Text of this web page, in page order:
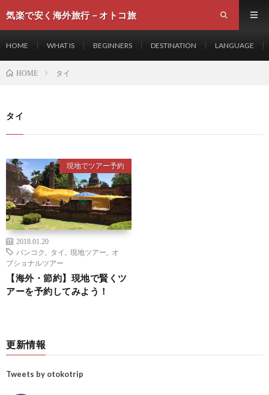
気楽で安く海外旅行－オトコ旅
HOME WHAT IS BEGINNERS DESTINATION LANGUAGE
HOME タイ
タイ
現地でツアー予約
2018.01.20
バンコク
タイ 現地ツアー
オ
プショナルツアー
【海外・節約】現地で賢くツ
アーを予約してみよう！
更新情報
Tweets by otokotrip